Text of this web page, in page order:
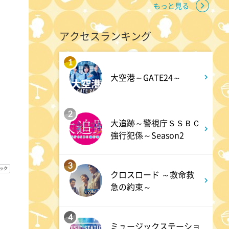
深夜 2:00
M:ZINE
深夜 2:20
深夜 2:22
深夜
新日ちゃんぴおん! 天山広吉
もっと見る
アクセスランキング
1
大空港～GATE24～
2
大追跡～警視庁ＳＳＢＣ
強行犯係～Season2
3
クロスロード ～救命救
急の約束～
4
ミュージックステーショ